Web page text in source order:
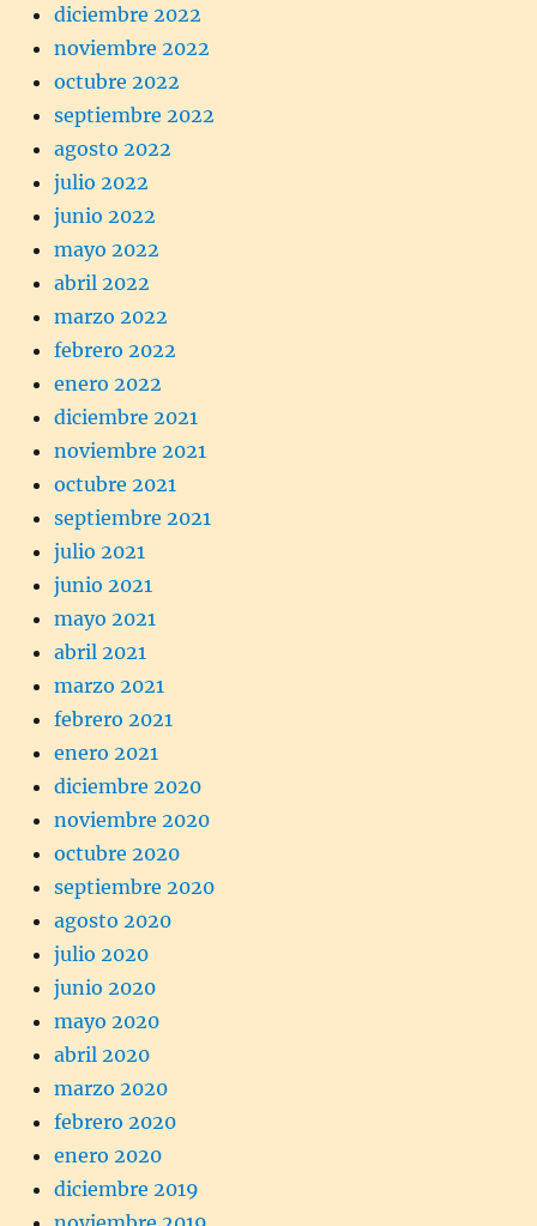
diciembre 2022
noviembre 2022
octubre 2022
septiembre 2022
agosto 2022
julio 2022
junio 2022
mayo 2022
abril 2022
marzo 2022
febrero 2022
enero 2022
diciembre 2021
noviembre 2021
octubre 2021
septiembre 2021
julio 2021
junio 2021
mayo 2021
abril 2021
marzo 2021
febrero 2021
enero 2021
diciembre 2020
noviembre 2020
octubre 2020
septiembre 2020
agosto 2020
julio 2020
junio 2020
mayo 2020
abril 2020
marzo 2020
febrero 2020
enero 2020
diciembre 2019